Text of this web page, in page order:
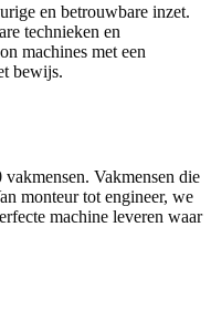
en betrouwbare inzet.
technieken en
machines met een
bewijs.
Vakmensen die
monteur tot engineer, we
machine leveren waar